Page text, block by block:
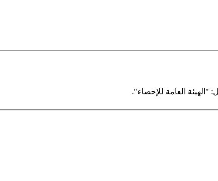
العامة للإحصاء".